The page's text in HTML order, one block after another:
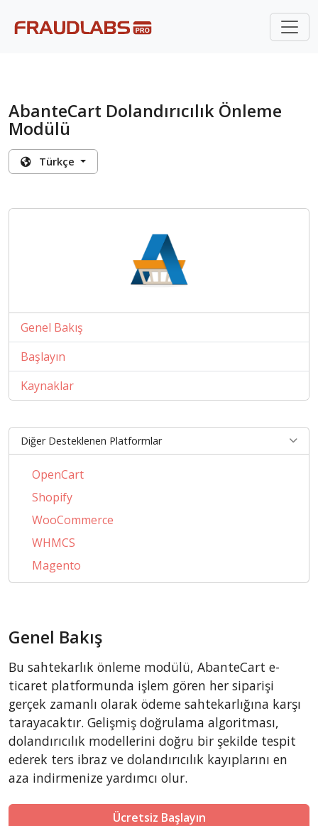
AbanteCart Dolandırıcılık Önleme
Modülü
Türkçe
Genel Bakış
Başlayın
Kaynaklar
Diğer Desteklenen Platformlar
OpenCart
Shopify
WooCommerce
WHMCS
Magento
PrestaShop
CSCart
LiteCart
ZenCart
PinnacleCart
FoxyCart
Easy Digital Downloads
Ecwid by Lightspeed
Genel Bakış
Bu sahtekarlık önleme modülü, AbanteCart e-
ticaret platformunda işlem gören her siparişi
gerçek zamanlı olarak ödeme sahtekarlığına karşı
tarayacaktır. Gelişmiş doğrulama algoritması,
dolandırıcılık modellerini doğru bir şekilde tespit
ederek ters ibraz ve dolandırıcılık kayıplarını en
aza indirmenize yardımcı olur.
Ücretsiz Başlayın